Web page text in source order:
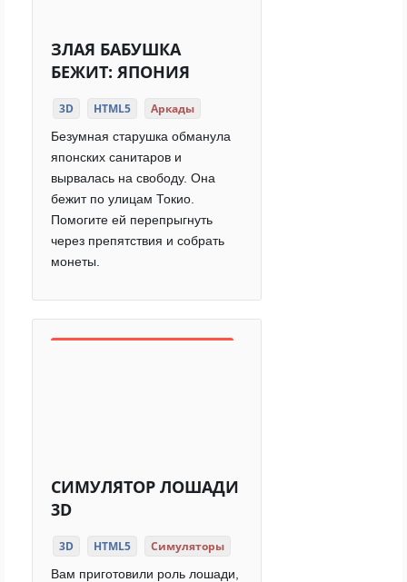
ЗЛАЯ БАБУШКА
БЕЖИТ: ЯПОНИЯ
3D HTML5 Аркады
Безумная старушка обманула
японских санитаров и
вырвалась на свободу. Она
бежит по улицам Токио.
Помогите ей перепрыгнуть
через препятствия и собрать
монеты.
СИМУЛЯТОР ЛОШАДИ
3D
3D HTML5 Симуляторы
Вам приготовили роль лошади,